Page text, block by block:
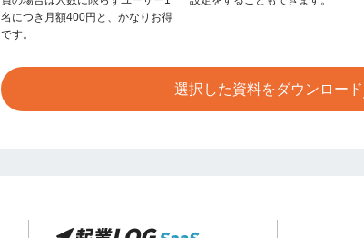
名につき月額400円と、かなりお得
です。
選択した資料をダウンロード